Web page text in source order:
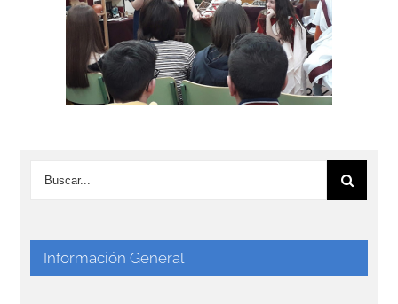
Información General